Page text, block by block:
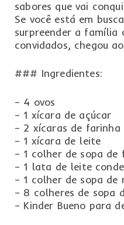
sabores que vai
Se você está em
surpreender a família
convidados, chegou
### Ingredientes:
– 4 ovos
– 1 xícara de açúcar
– 2 xícaras de
– 1 xícara de leite
– 1 colher de sopa de
– 1 lata de leite
– 1 colher de sopa de
– 8 colheres de sopa
– Kinder Bueno para